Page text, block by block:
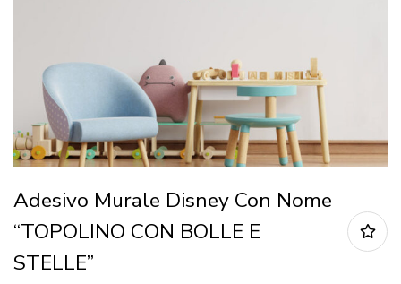
Adesivo Murale Disney Con Nome
“TOPOLINO CON BOLLE E
STELLE”